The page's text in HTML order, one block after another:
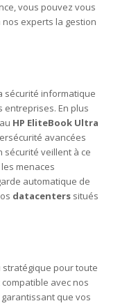
vous pouvez vous
experts la gestion
sécurité informatique
En plus
HP EliteBook Ultra
avancées
sécurité veillent à ce
menaces
automatique de
datacenters situés
pour toute
compatible avec nos
que vos